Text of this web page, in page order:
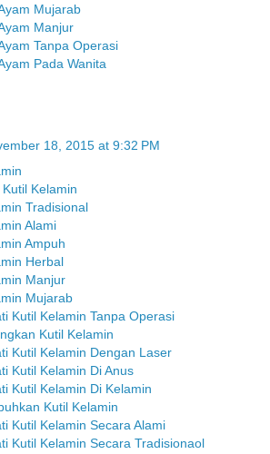
Mujarab
Manjur
Tanpa Operasi
Pada Wanita
18, 2015 at 9:32 PM
Kelamin
Tradisional
Alami
Ampuh
Herbal
Manjur
Mujarab
Kutil Kelamin Tanpa Operasi
Kutil Kelamin
Kutil Kelamin Dengan Laser
Kutil Kelamin Di Anus
Kutil Kelamin Di Kelamin
Kutil Kelamin
Kutil Kelamin Secara Alami
Kutil Kelamin Secara Tradisionaol